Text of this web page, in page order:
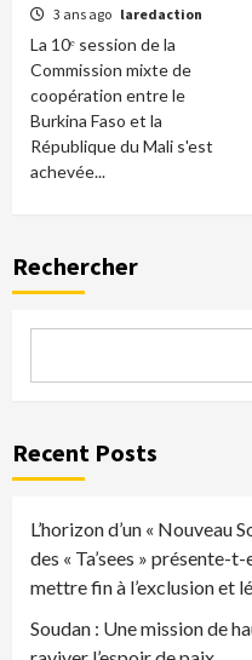
3 ans ago laredaction
La 10ᵉ session de la
Commission mixte de
coopération entre le
Burkina Faso et la
République du Mali s'est
achevée...
Rechercher
Recent Posts
L’horizon d’un « Nouveau
des « Ta’sees » présente-
mettre fin à l’exclusion et
Soudan : Une mission de